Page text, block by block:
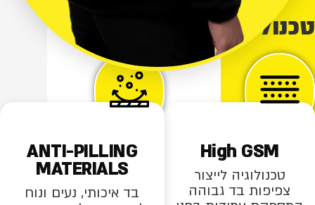
טכנולוגיות
High GSM
טכנולוגיה לייצור
צפיפות בד גבוהה
ANTI-PILLING
MATERIALS
בד איכותי, נעים ונוח